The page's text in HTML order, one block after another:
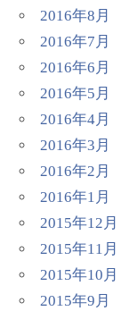
2016年8月
2016年7月
2016年6月
2016年5月
2016年4月
2016年3月
2016年2月
2016年1月
2015年12月
2015年11月
2015年10月
2015年9月